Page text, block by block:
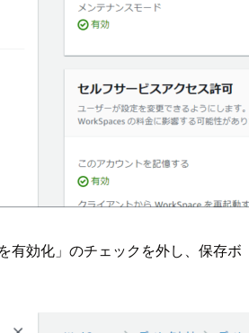
有効化」のチェックを外し、保存ボ